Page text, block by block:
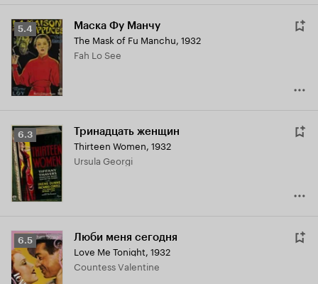
Рейтинг
Кинопоиска
5.4
5.4 Маска Фу Манчу
The Mask of Fu Manchu, 1932
Fah Lo See
Рейтинг
Кинопоиска
6.3
6.3 Тринадцать женщин
Thirteen Women, 1932
Ursula Georgi
Рейтинг
Кинопоиска
6.5
6.5 Люби меня сегодня
Love Me Tonight, 1932
Countess Valentine